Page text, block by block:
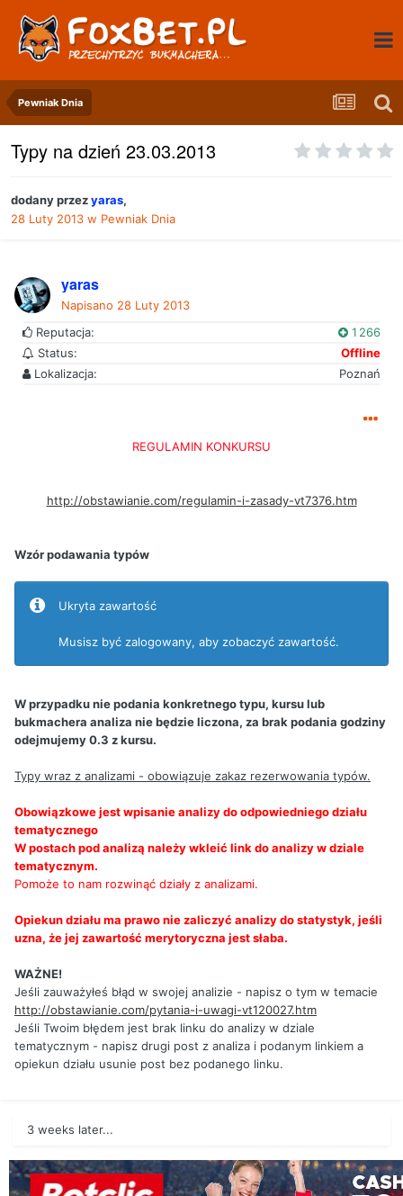
Pewniak Dnia
Typy na dzień 23.03.2013
dodany przezyaras,
28 Luty 2013 w Pewniak Dnia
yaras
Napisano 28 Luty 2013
Reputacja:
1 266
Status:
Offline
Lokalizacja:
Poznań
REGULAMIN KONKURSU
http://obstawianie.com/regulamin-i-zasady-vt7376.htm
Wzór podawania typów
Ukryta zawartość
Musisz być zalogowany, aby zobaczyć zawartość.
W przypadku nie podania konkretnego typu, kursu lub
bukmachera analiza nie będzie liczona, za brak podania godziny
odejmujemy 0.3 z kursu.
Typy wraz z analizami - obowiązuje zakaz rezerwowania typów.
Obowiązkowe jest wpisanie analizy do odpowiedniego działu
tematycznego
W postach pod analizą należy wkleić link do analizy w dziale
tematycznym.
Pomoże to nam rozwinąć działy z analizami.
Opiekun działu ma prawo nie zaliczyć analizy do statystyk, jeśli
uzna, że jej zawartość merytoryczna jest słaba.
WAŻNE!
Jeśli zauważyłeś błąd w swojej analizie - napisz o tym w temacie
http://obstawianie.com/pytania-i-uwagi-vt120027.htm
Jeśli Twoim błędem jest brak linku do analizy w dziale
tematycznym - napisz drugi post z analiza i podanym linkiem a
opiekun działu usunie post bez podanego linku.
3 weeks later...